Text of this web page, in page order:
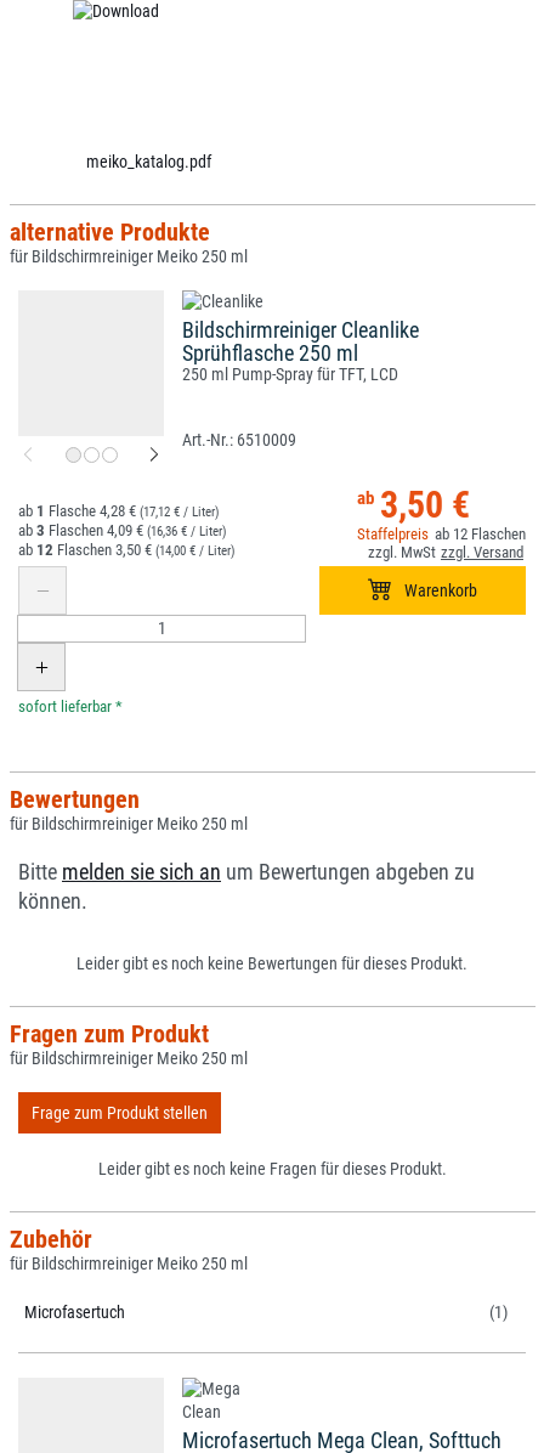
meiko_katalog.pdf
alternative Produkte
für Bildschirmreiniger Meiko 250 ml
Bildschirmreiniger Cleanlike
Sprühflasche 250 ml
250 ml Pump-Spray für TFT, LCD
6510009
3,50 €
12
1 4,28 € (17,12 € / Liter)
3 4,09 € (16,36 € / Liter)
12 3,50 € (14,00 € / Liter)
*
Bewertungen
für Bildschirmreiniger Meiko 250 ml
Bitte melden sie sich an um Bewertungen abgeben zu
können.
Leider gibt es noch keine Bewertungen für dieses Produkt.
Fragen zum Produkt
für Bildschirmreiniger Meiko 250 ml
Frage zum Produkt stellen
Leider gibt es noch keine Fragen für dieses Produkt.
Zubehör
für Bildschirmreiniger Meiko 250 ml
Microfasertuch (1)
Microfasertuch Mega Clean, Softtuch